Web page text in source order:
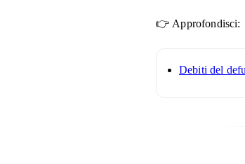
👉 Approfondisci:
Debiti del